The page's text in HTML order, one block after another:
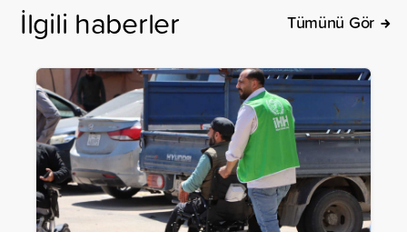
İlgili haberler Tümünü Gör